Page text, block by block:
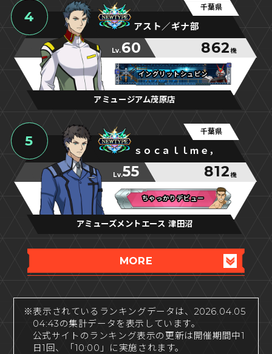
4
千葉県
アスト／ギナ部
Lv.60 862機
イングリットシュピン
イングリットシュピン
イングリットシュピン
アミュージアム茂原店
5
千葉県
ｓｏｃａｌｌｍｅ，
Lv.55 812機
ちゃっかりデビュー
ちゃっかりデビュー
ちゃっかりデビュー
アミューズメントエース 津田沼
MORE
※表示されているランキングデータは、2026.04.05
04:43の集計データを表示しています。
公式サイトのランキング表示の更新は開催期間中1
日1回、「10:00」に実施されます。